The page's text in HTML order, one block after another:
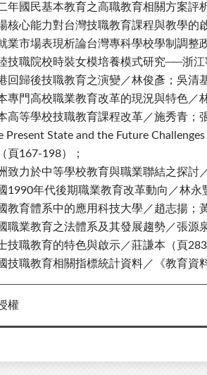
年國民基本教育之高職教育相關方案評
核心能力對台灣技職教育課程與教學的
業市場表現析論台灣專科學校學制調整
技職院校時裝女模培養模式研究──浙
回歸後技職教育之演變／林俊彥；吳清
專門高校職業教育改革的現況與特色／
高等學校技職教育課程改革／施秀青；
Present State and the Future
頁167-198）；
致力於中等學校教育與職業聯結之探討
1990年代後期職業教育改革動向／林永
教育體系中的應用科技大學／趙志揚；
職業教育之法體系及其發展趨勢／張源
技職教育的特色與啟示／莊謙本（頁
技職教育相關指標統計資料／《教育資
權